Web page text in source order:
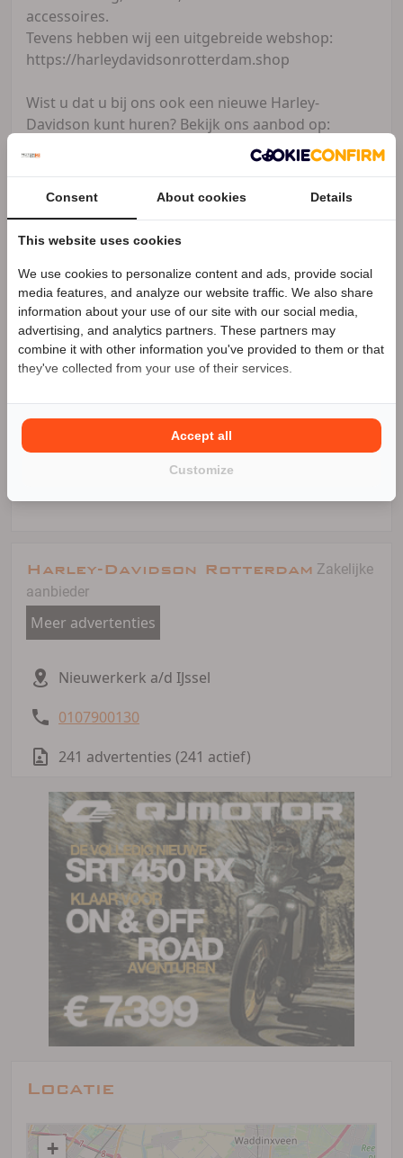
accessoires.
Tevens hebben wij een uitgebreide webshop:
https://harleydavidsonrotterdam.shop
Wist u dat u bij ons ook een nieuwe Harley-
Davidson kunt huren? Bekijk ons aanbod op:
https://harleydavidsonrotterdam.nl/motor-huren
Voor meer informatie kunt u contact met ons
Of per Email : sales@harleydavidsonrotterdam.nl
Uiteraard bent u van harte welkom in onze
prachtige showroom.
Openingstijden :
Maandag: Gesloten
Woensdag: 09:00 tot 17:30
Donderdag: 09:00 tot 17:30
Vrijdag: 09:00 tot 17:30
Zaterdag: 08:30 tot 17:00
Harley-Davidson Rotterdam Zakelijke
aanbieder
Meer advertenties
Nieuwerkerk a/d IJssel
0107900130
241 advertenties (241 actief)
Locatie
+
Speciale Motor2go prijs
Benieuwd naar de speciale Motor2go prijs? Bel
0107900130
Consent About cookies Details
This website uses cookies
We use cookies to personalize content and ads, provide social
media features, and analyze our website traffic. We also share
information about your use of our site with our social media,
advertising, and analytics partners. These partners may
combine it with other information you've provided to them or that
they've collected from your use of their services.
Customize
Accept all